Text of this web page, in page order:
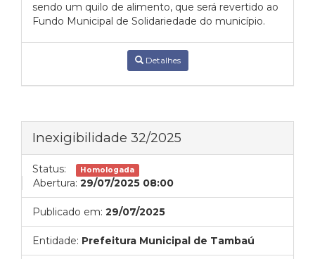
sendo um quilo de alimento, que será revertido ao
Fundo Municipal de Solidariedade do município.
Detalhes
Inexigibilidade 32/2025
Status: Homologada
Abertura: 29/07/2025 08:00
Publicado em: 29/07/2025
Entidade: Prefeitura Municipal de Tambaú